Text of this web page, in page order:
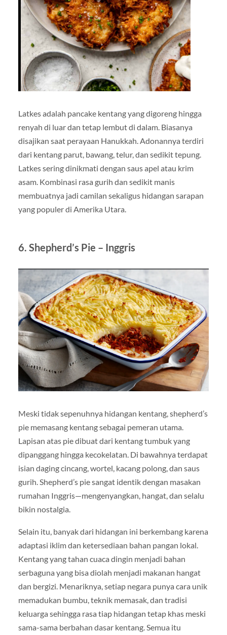
Latkes adalah pancake kentang yang digoreng hingga
renyah di luar dan tetap lembut di dalam. Biasanya
disajikan saat perayaan Hanukkah. Adonannya terdiri
dari kentang parut, bawang, telur, dan sedikit tepung.
Latkes sering dinikmati dengan saus apel atau krim
asam. Kombinasi rasa gurih dan sedikit manis
membuatnya jadi camilan sekaligus hidangan sarapan
yang populer di Amerika Utara.
6. Shepherd’s Pie – Inggris
Meski tidak sepenuhnya hidangan kentang, shepherd’s
pie memasang kentang sebagai pemeran utama.
Lapisan atas pie dibuat dari kentang tumbuk yang
dipanggang hingga kecokelatan. Di bawahnya terdapat
isian daging cincang, wortel, kacang polong, dan saus
gurih. Shepherd’s pie sangat identik dengan masakan
rumahan Inggris—mengenyangkan, hangat, dan selalu
bikin nostalgia.
Selain itu, banyak dari hidangan ini berkembang karena
adaptasi iklim dan ketersediaan bahan pangan lokal.
Kentang yang tahan cuaca dingin menjadi bahan
serbaguna yang bisa diolah menjadi makanan hangat
dan bergizi. Menariknya, setiap negara punya cara unik
memadukan bumbu, teknik memasak, dan tradisi
keluarga sehingga rasa tiap hidangan tetap khas meski
sama-sama berbahan dasar kentang. Semua itu